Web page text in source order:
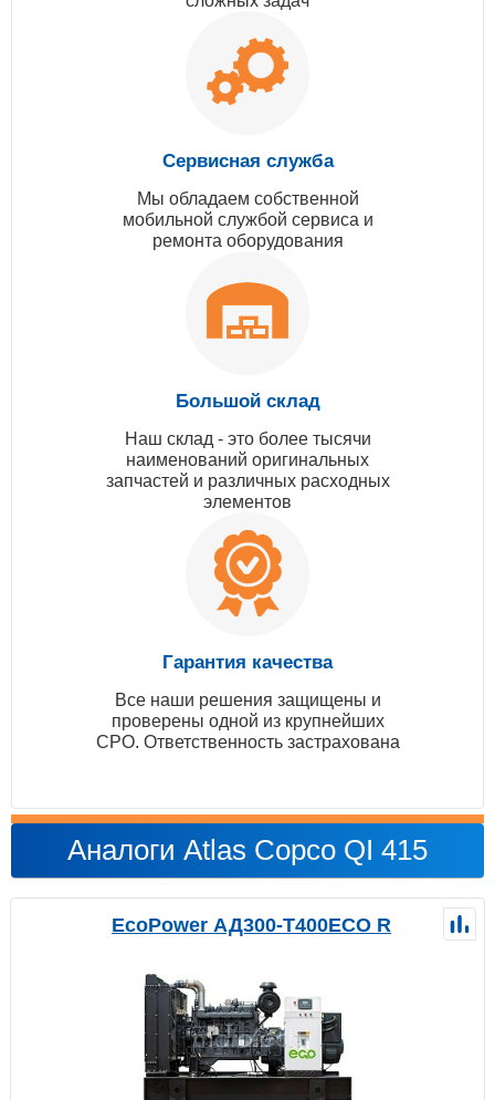
Сервисная служба
Мы обладаем собственной
мобильной службой сервиса и
ремонта оборудования
Большой склад
Наш склад - это более тысячи
наименований оригинальных
запчастей и различных расходных
элементов
Гарантия качества
Все наши решения защищены и
проверены одной из крупнейших
СРО. Ответственность застрахована
Аналоги Atlas Copco QI 415
EcoPower АД300-T400ECO R